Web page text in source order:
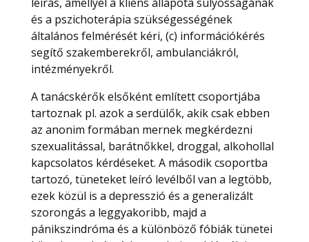
és a pszichoterápia szükségességének
általános felmérését kéri, (c) információkérés
segítő szakemberekről, ambulanciákról,
intézményekről.
A tanácskérők elsőként említett csoportjába
tartoznak pl. azok a serdülők, akik csak ebben
az anonim formában mernek megkérdezni
szexualitással, barátnőkkel, droggal, alkohollal
kapcsolatos kérdéseket. A második csoportba
tartozó, tüneteket leíró levélből van a legtöbb,
ezek közül is a depresszió és a generalizált
szorongás a leggyakoribb, majd a
pánikszindróma és a különböző fóbiák tünetei